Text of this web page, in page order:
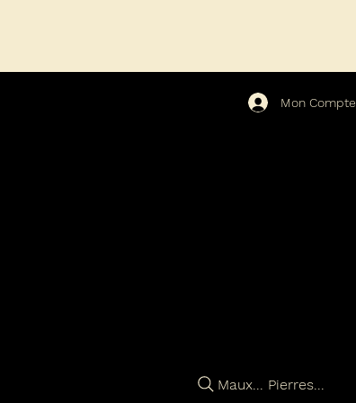
Mon Compte
Maux... Pierres...